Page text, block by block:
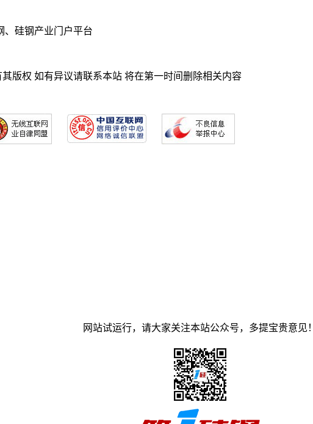
、硅钢产业门户平台
版权 如有异议请联系本站 将在第一时间删除相关内容
网站试运行，请大家关注本站公众号，多提宝贵意见！